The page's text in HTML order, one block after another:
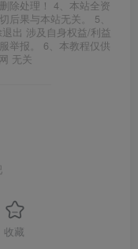
除处理！ 4、本站全资
后果与本站无关。 5、
出 涉及自身权益/利益
举报。 6、本教程仅供
无关
收藏